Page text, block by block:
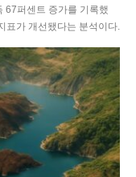
67퍼센트 증가를 기록했
표가 개선됐다는 분석이다.